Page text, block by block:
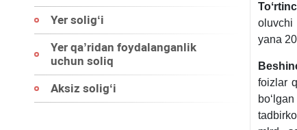
Yer soligʻi
Yer qa’ridan foydalanganlik
uchun soliq
Aksiz soligʻi
oluvchi
yana
foizlar